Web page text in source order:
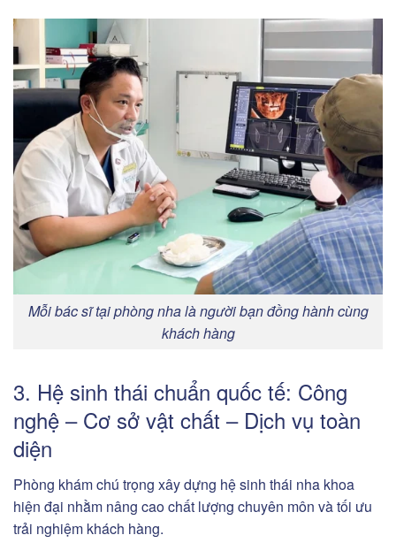
Mỗi bác sĩ tại phòng nha là người bạn đồng hành cùng
khách hàng
3. Hệ sinh thái chuẩn quốc tế: Công
nghệ – Cơ sở vật chất – Dịch vụ toàn
diện
Phòng khám chú trọng xây dựng hệ sinh thái nha khoa
hiện đại nhằm nâng cao chất lượng chuyên môn và tối ưu
trải nghiệm khách hàng.